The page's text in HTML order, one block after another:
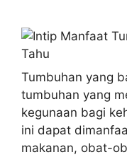
Tumbuhan yang
tumbuhan yang
kegunaan bagi
ini dapat
makanan, obat-